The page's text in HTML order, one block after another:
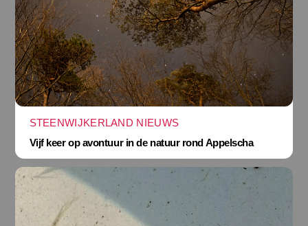
STEENWIJKERLAND NIEUWS
Vijf keer op avontuur in de natuur rond Appelscha